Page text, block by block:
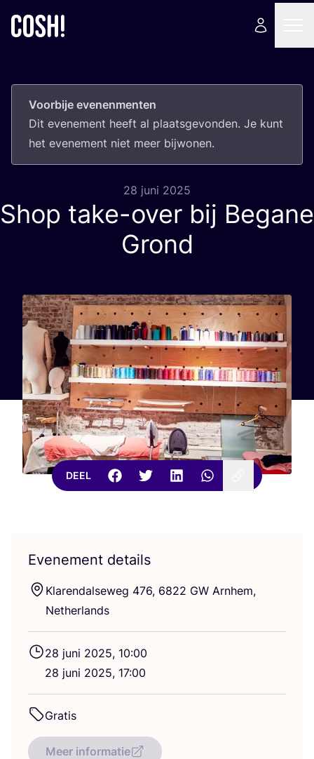
Voorbije evenenmenten
Dit eve­ne­ment heeft al plaats­ge­von­den. Je kunt
het eve­ne­ment niet meer bijwonen.
28 juni 2025
Shop take-over bij Begane
Grond
DEEL
Evenement details
Kla­ren­dal­se­weg 476, 6822 GW Arn­hem,
Netherlands
28 juni 2025, 10:00
28 juni 2025, 17:00
Gra­tis
Meer informatie